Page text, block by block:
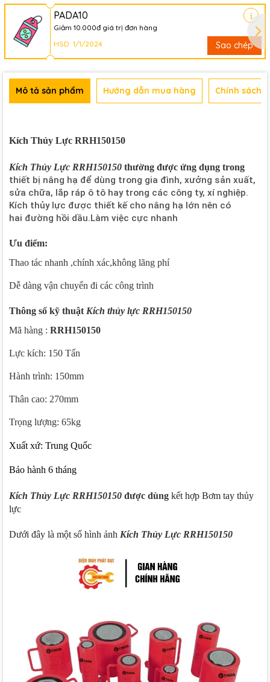
PADA10
Giảm 10.000đ giá trị đơn hàng
HSD: 1/1/2024
Sao chép
Mô tả sản phẩm Hướng dẫn mua hàng Chính sách
Kích Thủy Lực RRH150150
Kích Thủy Lực RRH150150 thường được ứng dụng trong
thiết bị nâng hạ để dùng trong gia đình, xưởng sản xuất,
sửa chữa, lắp ráp ô tô hay trong các công ty, xí nghiệp.
Kích thủy lực được thiết kế cho nâng hạ lớn nên có
hai đường hồi dầu.Làm việc cực nhanh
Ưu điểm:
Thao tác nhanh ,chính xác,không lãng phí
Dễ dàng vận chuyển đi các công trình
Thông số kỹ thuật Kích thủy lực RRH150150
Mã hàng : RRH150150
Lực kích: 150 Tấn
Hành trình: 150mm
Thân cao: 270mm
Trọng lượng: 65kg
Xuất xứ: Trung Quốc
Bảo hành 6 tháng
Kích Thủy Lực RRH150150 được dùng kết hợp Bơm tay thủy
lực
Dưới đây là một số hình ảnh Kích Thủy Lực RRH150150